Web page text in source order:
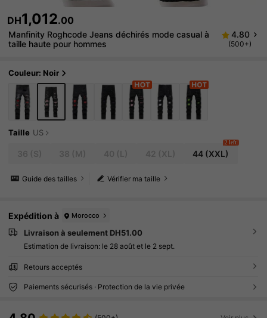
DH1,012.00
Manfinity Roghcode Jeans déchirés mode casual à
taille haute pour hommes
4.80
(500+)
Couleur: Noir
Taille US
44 (XXL)
2 left
Vérifier ma taille
Guide des tailles
Expédition à Morocco
Livraison à seulement DH51.00
Estimation de livraison: le 28 août et le 2 sept.
Retours acceptés
Paiements sécurisés · Protection de la vie privée